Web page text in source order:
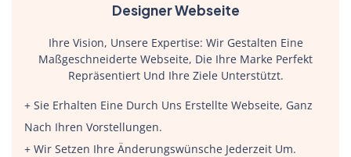
Designer Webseite
Ihre Vision, Unsere Expertise: Wir Gestalten Eine
Maßgeschneiderte Webseite, Die Ihre Marke Perfekt
Repräsentiert Und Ihre Ziele Unterstützt.
+ Sie Erhalten Eine Durch Uns Erstellte Webseite, Ganz
Nach Ihren Vorstellungen.
+ Wir Setzen Ihre Änderungswünsche Jederzeit Um.